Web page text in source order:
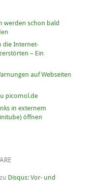
werden schon bald
die Internet-
– Ein
auf Webseiten
picomol.de
in externem
öffnen
zu Disqus: Vor- und